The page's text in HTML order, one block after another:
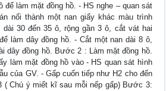
để làm mặt đồng hồ. - HS nghe – quan sát
nối thành một nan giấy khác màu trình
dài 30 đến 35 ô, rộng gần 3 ô, cắt vát hai
làm dây đồng hồ. - Cắt một nan dài 8 ô,
dây đồng hồ. Bước 2 : Làm mặt đồng hồ.
làm mặt đồng hồ vào - HS quan sát hình
của GV. - Gấp cuốn tiếp như H2 cho đến
( Chú ý miết kĩ sau mỗi nếp gấp) Bước 3: